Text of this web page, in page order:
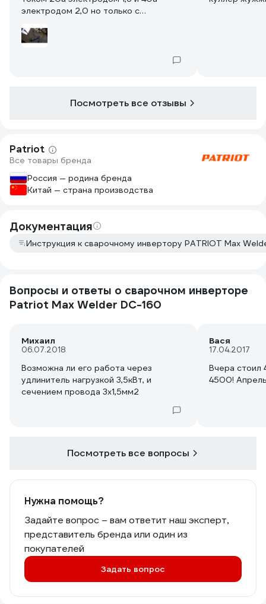
электродом 2,0 но только с
простой -30 витков ПВ 3-16 на
стальной болванке диаметром 40-
Посмотреть все отзывы
Patriot
Все товары бренда
Россия — родина бренда
Китай — страна производства
Документация
Инструкция к сварочному инвертору PATRIOT Max
Вопросы и ответы о сварочном инверторе
Patriot Max Welder DC-160
Михаил
06.07.2018
Возможна ли его работа через
удлинитель нагрузкой 3,5кВт, и
сечением провода 3x1,5мм2
Вася
17.04.2017
Вчера стоил
4500!
Посмотреть все вопросы
Нужна помощь?
Задайте вопрос – вам ответит наш эксперт,
представитель бренда или один из
покупателей
Задать вопрос